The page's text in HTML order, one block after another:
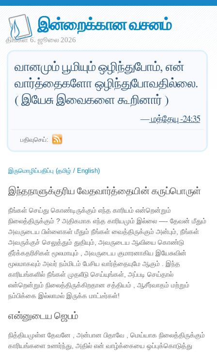
இன்றைக்கான வசனம்
திங்கள் 6. ஜூலை 2026
வானமும் பூமியும் ஒழிந்துபோம், என்
வார்த்தைகளோ ஒழிந்துபோவதில்லை.
( இயேசு இவைகளை கூறினார் )
—மத்தேயு -24:35
பதிவுசெய்:
இருமொழிப்பதிப்பு (தமிழ் / English)
இந்தநாளுக்குரிய வேதவார்த்தையின் கருப்பொருள்
நீங்கள் செய்து கொண்டிருக்கும் எந்த காரியம் என்றென்றும்
நிலைத்திருக்கும் ? அதிகமாக எந்த காரியமும் இல்லை —- தேவன் மீதும்
அவருடைய பிள்ளைகள் மீதும் நீங்கள் வைத்திருக்கும் அன்பும், நீங்கள்
அவருக்குச் செலுத்தும் துதியும், அவருடைய ஆவியை கொண்டு
தீர்க்கதரிசிகள் மூலமாயும் , அவருடைய குமாரனாகிய இயேசுவின்
மூலமாகவும் அவர் நம்மிடம் பேசிய வார்த்தையுமே ஆகும் . இந்த
காரியங்களில் நீங்கள் முதலீடு செய்யுங்கள், அப்படி செய்தால்
என்றென்றும் நிலைத்திருக்கிறதான சத்தியம் , ஆசீர்வாதம் மற்றும்
நம்பிக்கை இல்லாமல் இருக்க மாட்டீர்கள்!
என்னுடைய ஜெபம்
நித்தியமுள்ள தேவனே , அன்பான பிதாவே , மெய்யாக நிலைத்திருக்கும்
காரியங்களை உணர்ந்து, அதில் என் வாழ்க்கையை ஒப்புக்கொடுத்து